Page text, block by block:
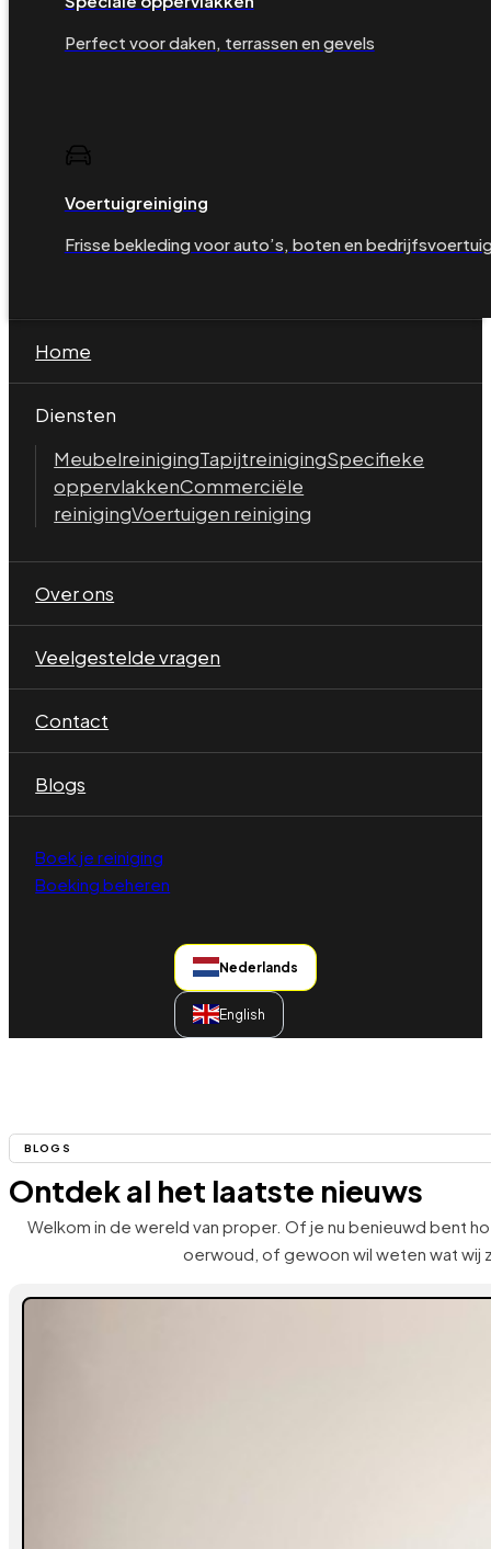
Perfect voor daken, terrassen en gevels
Voertuigreiniging
Frisse bekleding voor auto’s, boten en
Home
Diensten
MeubelreinigingTapijtreinigingSpecifieke
oppervlakkenCommerciële
reinigingVoertuigen reiniging
Over ons
Veelgestelde vragen
Contact
Blogs
Boek je reiniging
Boeking beheren
Nederlands
English
BLOGS
Ontdek al het laatste nieuws
Welkom in de wereld van proper. Of je nu benieuwd bent
oerwoud, of gewoon wil weten wat wij